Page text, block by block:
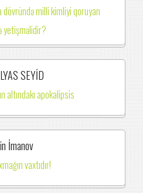
dövründə milli kimliyi qoruyan
yetişməlidir?
SEYİD
altındakı apokalipsis
İmanov
vaxtıdır!